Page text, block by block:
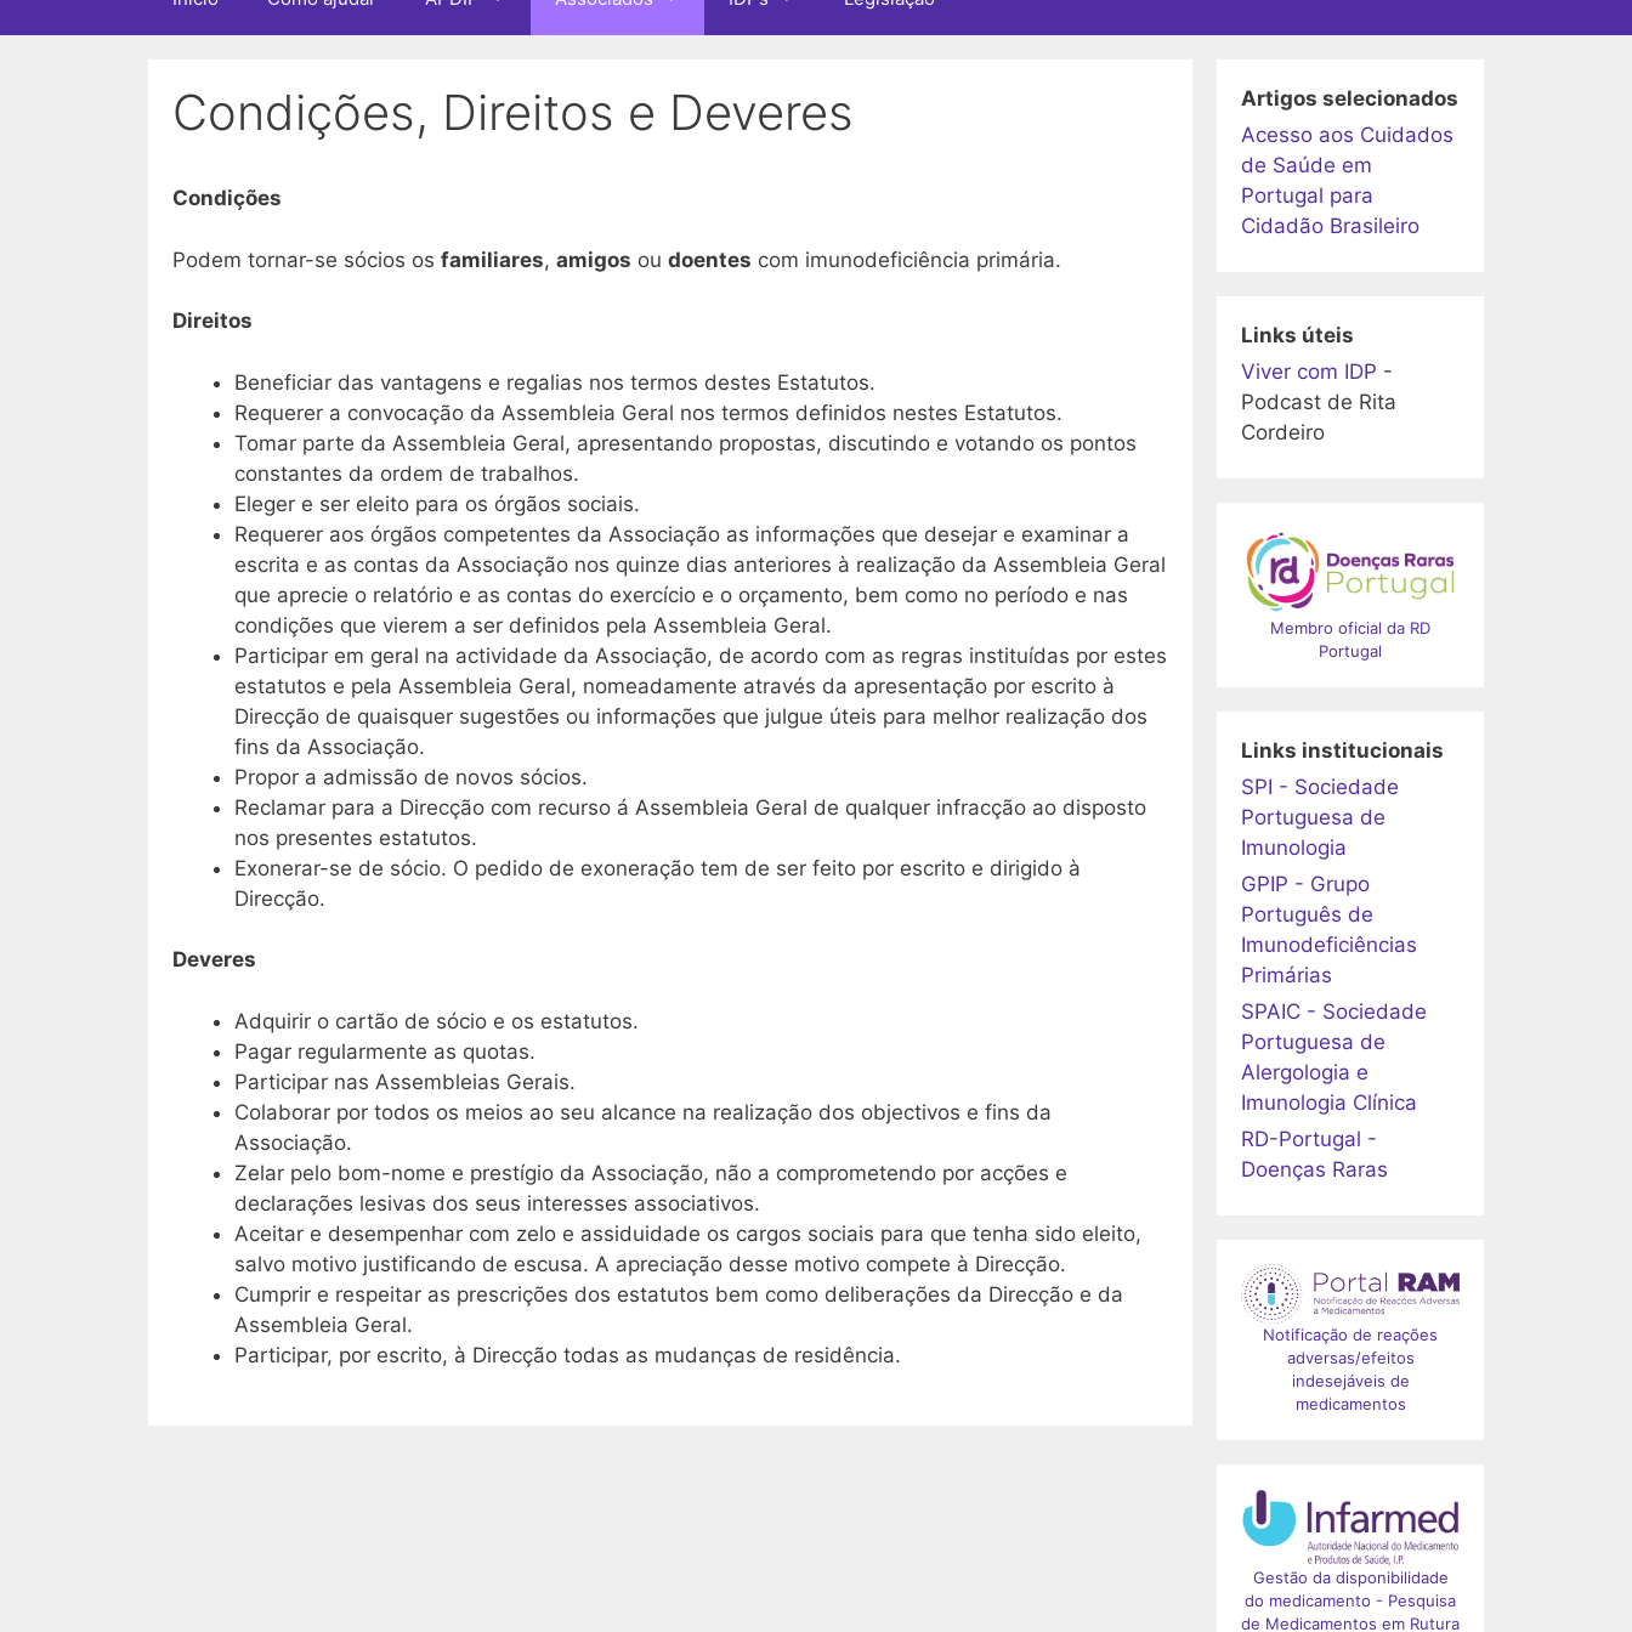
Condições, Direitos e Deveres
Condições
Podem tornar-se sócios os familiares, amigos ou doentes com imunodeficiência primária.
Direitos
Beneficiar das vantagens e regalias nos termos destes Estatutos.
Requerer a convocação da Assembleia Geral nos termos definidos nestes Estatutos.
Tomar parte da Assembleia Geral, apresentando propostas, discutindo e votando os pontos
constantes da ordem de trabalhos.
Eleger e ser eleito para os órgãos sociais.
Requerer aos órgãos competentes da Associação as informações que desejar e examinar a
escrita e as contas da Associação nos quinze dias anteriores à realização da Assembleia Geral
que aprecie o relatório e as contas do exercício e o orçamento, bem como no período e nas
condições que vierem a ser definidos pela Assembleia Geral.
Participar em geral na actividade da Associação, de acordo com as regras instituídas por estes
estatutos e pela Assembleia Geral, nomeadamente através da apresentação por escrito à
Direcção de quaisquer sugestões ou informações que julgue úteis para melhor realização dos
fins da Associação.
Propor a admissão de novos sócios.
Reclamar para a Direcção com recurso á Assembleia Geral de qualquer infracção ao disposto
nos presentes estatutos.
Exonerar-se de sócio. O pedido de exoneração tem de ser feito por escrito e dirigido à
Direcção.
Deveres
Adquirir o cartão de sócio e os estatutos.
Pagar regularmente as quotas.
Participar nas Assembleias Gerais.
Colaborar por todos os meios ao seu alcance na realização dos objectivos e fins da
Associação.
Zelar pelo bom-nome e prestígio da Associação, não a comprometendo por acções e
declarações lesivas dos seus interesses associativos.
Aceitar e desempenhar com zelo e assiduidade os cargos sociais para que tenha sido eleito,
salvo motivo justificando de escusa. A apreciação desse motivo compete à Direcção.
Cumprir e respeitar as prescrições dos estatutos bem como deliberações da Direcção e da
Assembleia Geral.
Participar, por escrito, à Direcção todas as mudanças de residência.
Artigos selecionados
Acesso aos Cuidados
de Saúde em
Portugal para
Cidadão Brasileiro
Links úteis
Viver com IDP -
Podcast de Rita
Cordeiro
Membro oficial da RD
Portugal
Links institucionais
SPI - Sociedade
Portuguesa de
Imunologia
GPIP - Grupo
Português de
Imunodeficiências
Primárias
SPAIC - Sociedade
Portuguesa de
Alergologia e
Imunologia Clínica
RD-Portugal -
Doenças Raras
Notificação de reações
adversas/efeitos
indesejáveis de
medicamentos
Gestão da disponibilidade
do medicamento - Pesquisa
de Medicamentos em Rutura